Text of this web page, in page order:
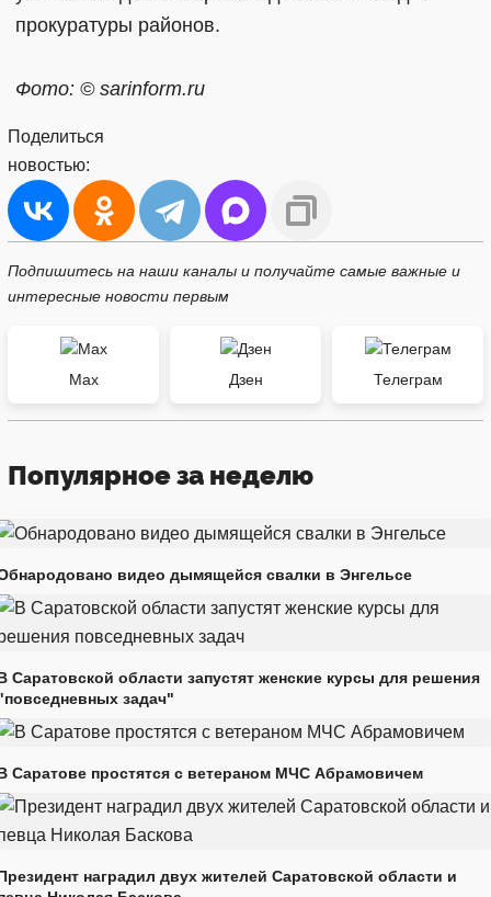
прокуратуры районов.
Фото: © sarinform.ru
Поделиться
новостью:
Подпишитесь на наши каналы и получайте самые важные и
интересные новости первым
Max Дзен Телеграм
Популярное за неделю
видео дымящейся свалки в Энгельсе
Саратовской области запустят женские курсы для решения
задач"
Саратове простятся с ветераном МЧС Абрамовичем
наградил двух жителей Саратовской области и